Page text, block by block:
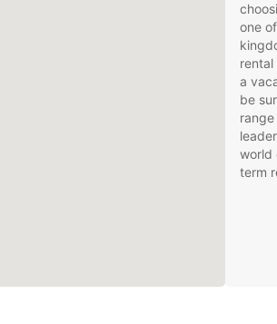
one
a
be
world
term